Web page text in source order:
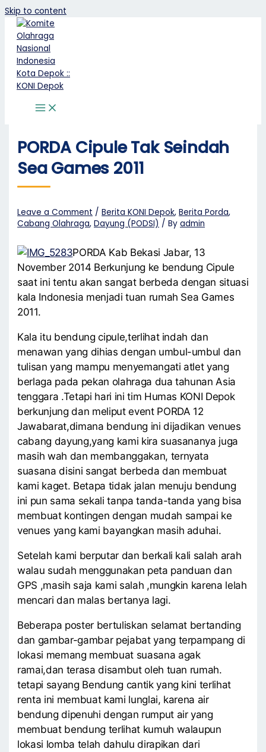
Skip to content
PORDA Cipule Tak Seindah
Sea Games 2011
Leave a Comment /Berita KONI Depok,Berita Porda,
Cabang Olahraga,Dayung (PODSI) / Byadmin
PORDA Kab Bekasi Jabar, 13
November 2014 Berkunjung ke bendung Cipule
saat ini tentu akan sangat berbeda dengan situasi
kala Indonesia menjadi tuan rumah Sea Games
2011.
Kala itu bendung cipule,terlihat indah dan
menawan yang dihias dengan umbul-umbul dan
tulisan yang mampu menyemangati atlet yang
berlaga pada pekan olahraga dua tahunan Asia
tenggara .Tetapi hari ini tim Humas KONI Depok
berkunjung dan meliput event PORDA 12
Jawabarat,dimana bendung ini dijadikan venues
cabang dayung,yang kami kira suasananya juga
masih wah dan membanggakan, ternyata
suasana disini sangat berbeda dan membuat
kami kaget. Betapa tidak jalan menuju bendung
ini pun sama sekali tanpa tanda-tanda yang bisa
membuat kontingen dengan mudah sampai ke
venues yang kami bayangkan masih aduhai.
Setelah kami berputar dan berkali kali salah arah
walau sudah menggunakan peta panduan dan
GPS ,masih saja kami salah ,mungkin karena lelah
mencari dan malas bertanya lagi.
Beberapa poster bertuliskan selamat bertanding
dan gambar-gambar pejabat yang terpampang di
lokasi memang membuat suasana agak
ramai,dan terasa disambut oleh tuan rumah.
tetapi sayang Bendung cantik yang kini terlihat
renta ini membuat kami lunglai, karena air
bendung dipenuhi dengan rumput air yang
membuat bendung terlihat kumuh walaupun
lokasi lomba telah dahulu dirapikan dari